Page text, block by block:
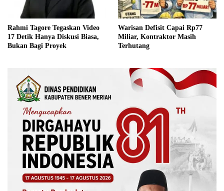
Rahmi Tagore Tegaskan Video
17 Detik Hanya Diskusi Biasa,
Bukan Bagi Proyek
Warisan Defisit Capai Rp77
Miliar, Kontraktor Masih
Terhutang